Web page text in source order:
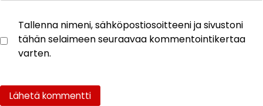
Tallenna nimeni, sähköpostiosoitteeni ja sivustoni
tähän selaimeen seuraavaa kommentointikertaa
varten.